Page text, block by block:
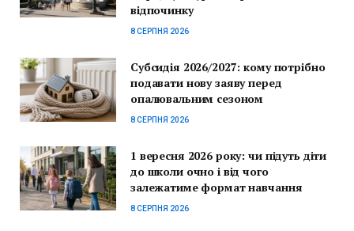
відпочинку
8 СЕРПНЯ 2026
Субсидія 2026/2027: кому потрібно
подавати нову заяву перед
опалювальним сезоном
8 СЕРПНЯ 2026
1 вересня 2026 року: чи підуть діти
до школи очно і від чого
залежатиме формат навчання
8 СЕРПНЯ 2026